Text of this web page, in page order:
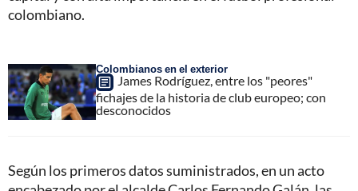
colombiano.
Colombianos en el exterior
James Rodríguez, entre los "peores"
fichajes de la historia de club europeo; con
desconocidos
Según los primeros datos suministrados, en un acto